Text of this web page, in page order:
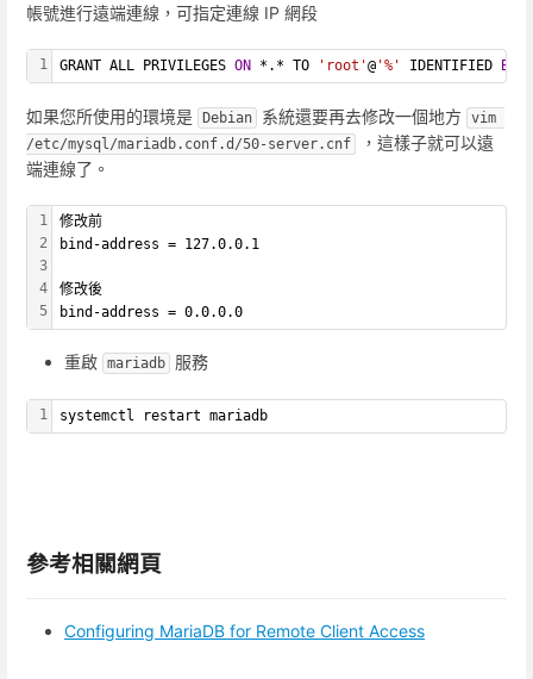
帳號進行遠端連線，可指定連線 IP 網段
1 GRANT ALL PRIVILEGES ON *.* TO 'root'@ '%' IDENTIFIED BY
如果您所使用的環境是 Debian 系統還要再去修改一個地方
vim
/etc/mysql/mariadb.conf.d/50-server.cnf
，這樣子就可以遠
端連線了。
1
2
3
4
5
修改前
bind-address = 127.0.0.1
修改後
bind-address = 0.0.0.0
重啟 mariadb 服務
1 systemctl restart mariadb
參考相關網頁
Configuring MariaDB for Remote Client Access